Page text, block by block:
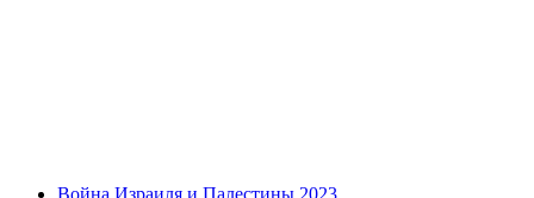
Война Израиля и Палестины 2023